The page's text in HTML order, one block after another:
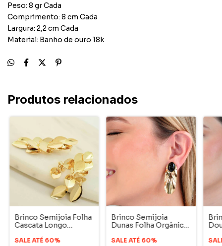
Peso: 8 gr Cada
Comprimento: 8 cm Cada
Largura: 2,2 cm Cada
Material: Banho de ouro 18k
Produtos relacionados
Brinco Semijoia Folha
Cascata Longo
Acessórios
SALE ATÉ 60%
Brinco Semijoia
Dunas Folha Orgânica
Acessórios
SALE ATÉ 60%